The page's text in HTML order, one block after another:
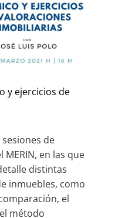
y ejercicios de
de
en las que
distintas
inmuebles, como
el
método